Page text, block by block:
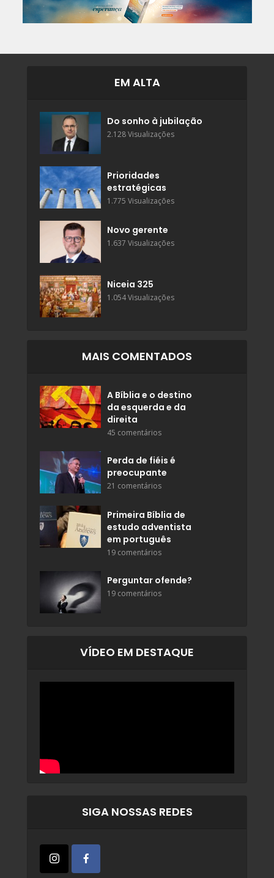
EM ALTA
Do sonho à jubilação
2.128 Visualizações
Prioridades
estratégicas
1.775 Visualizações
Novo gerente
1.637 Visualizações
Niceia 325
1.054 Visualizações
MAIS COMENTADOS
A Bíblia e o destino
da esquerda e da
direita
45 comentários
Perda de fiéis é
preocupante
21 comentários
Primeira Bíblia de
estudo adventista
em português
19 comentários
Perguntar ofende?
19 comentários
VÍDEO EM DESTAQUE
SIGA NOSSAS REDES